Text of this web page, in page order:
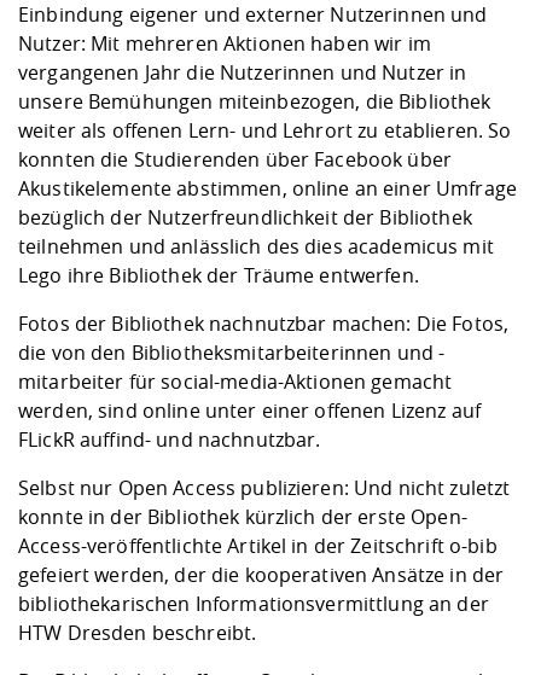
Einbindung eigener und externer Nutzerinnen und
Nutzer: Mit mehreren Aktionen haben wir im
vergangenen Jahr die Nutzerinnen und Nutzer in
unsere Bemühungen miteinbezogen, die Bibliothek
weiter als offenen Lern- und Lehrort zu etablieren. So
konnten die Studierenden über Facebook über
Akustikelemente abstimmen, online an einer Umfrage
bezüglich der Nutzerfreundlichkeit der Bibliothek
teilnehmen und anlässlich des dies academicus mit
Lego ihre Bibliothek der Träume entwerfen.
Fotos der Bibliothek nachnutzbar machen: Die Fotos,
die von den Bibliotheksmitarbeiterinnen und -
mitarbeiter für social-media-Aktionen gemacht
werden, sind online unter einer offenen Lizenz auf
FLickR auffind- und nachnutzbar.
Selbst nur Open Access publizieren: Und nicht zuletzt
konnte in der Bibliothek kürzlich der erste Open-
Access-veröffentlichte Artikel in der Zeitschrift o-bib
gefeiert werden, der die kooperativen Ansätze in der
bibliothekarischen Informationsvermittlung an der
HTW Dresden beschreibt.